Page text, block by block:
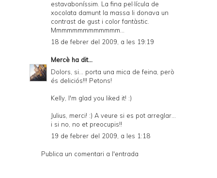
estavaboníssim. La fina pel·lícula de
xocolata damunt la massa li donava un
contrast de gust i color fantàstic.
Mmmmmmmmmmmmm...
18 de febrer del 2009, a les 19:19
Mercè ha dit...
Dolors, si... porta una mica de feina, però
és deliciós!!! Petons!
Kelly, I'm glad you liked it! :)
Julius, merci! :) A veure si es pot arreglar...
i si no, no et preocupis!!
19 de febrer del 2009, a les 1:18
Publica un comentari a l'entrada